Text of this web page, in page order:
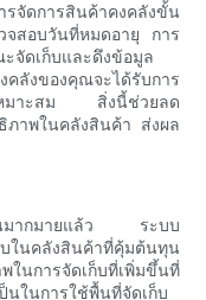
จัดการสินค้าคงคลังขั้น
สอบวันที่หมดอายุ การ
จัดเก็บและดึงข้อมูล
ลังของคุณจะได้รับการ
เหมาะสม สิ่งนี้ช่วยลด
ภาพในคลังสินค้า ส่งผล
านมากมายแล้ว ระบบ
ในคลังสินค้าที่คุ้มต้นทุน
นการจัดเก็บที่เพิ่มขึ้นที่
นในการใช้พื้นที่จัดเก็บ